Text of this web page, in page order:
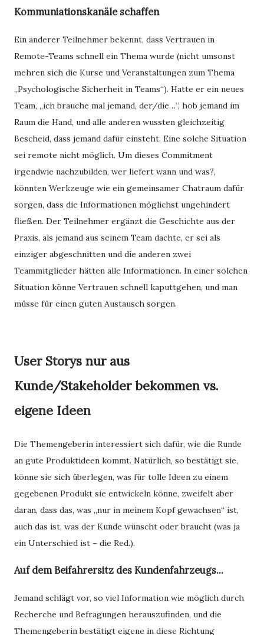
Kommuniationskanäle schaffen
Ein anderer Teilnehmer bekennt, dass Vertrauen in
Remote-Teams schnell ein Thema wurde (nicht umsonst
mehren sich die Kurse und Veranstaltungen zum Thema
„Psychologische Sicherheit in Teams“). Hatte er ein neues
Team, „ich brauche mal jemand, der/die…“, hob jemand im
Raum die Hand, und alle anderen wussten gleichzeitig
Bescheid, dass jemand dafür einsteht. Eine solche Situation
sei remote nicht möglich. Um dieses Commitment
irgendwie nachzubilden, wer liefert wann und was?,
könnten Werkzeuge wie ein gemeinsamer Chatraum dafür
sorgen, dass die Informationen möglichst ungehindert
fließen. Der Teilnehmer ergänzt die Geschichte aus der
Praxis, als jemand aus seinem Team dachte, er sei als
einziger abgeschnitten und die anderen zwei
Teammitglieder hätten alle Informationen. In einer solchen
Situation könne Vertrauen schnell kaputtgehen, und man
müsse für einen guten Austausch sorgen.
User Storys nur aus
Kunde/Stakeholder bekommen vs.
eigene Ideen
Die Themengeberin interessiert sich dafür, wie die Runde
an gute Produktideen kommt. Natürlich, so bestätigt sie,
könne sie sich überlegen, was für tolle Ideen zu einem
gegebenen Produkt sie entwickeln könne, zweifelt aber
daran, dass das, was „nur in meinem Kopf gewachsen“ ist,
auch das ist, was der Kunde wünscht oder braucht (was ja
ein Unterschied ist – die Red.).
Auf dem Beifahrersitz des Kundenfahrzeugs...
Jemand schlägt vor, so viel Information wie möglich durch
Recherche und Befragungen herauszufinden, und die
Themengeberin bestätigt eigene in diese Richtung